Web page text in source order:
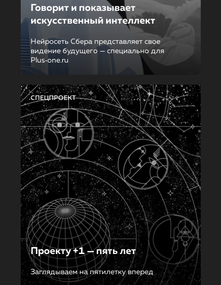
Говорит и показывает
искусственный интеллект
Нейросеть Сбера представляет свое
видение будущего — специально для
Plus‑one.ru
СПЕЦПРОЕКТ
Проекту +1 — пять лет
Заглядываем на пятилетку вперед